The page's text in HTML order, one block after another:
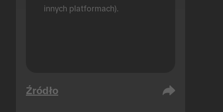
innych platformach).
Źródło